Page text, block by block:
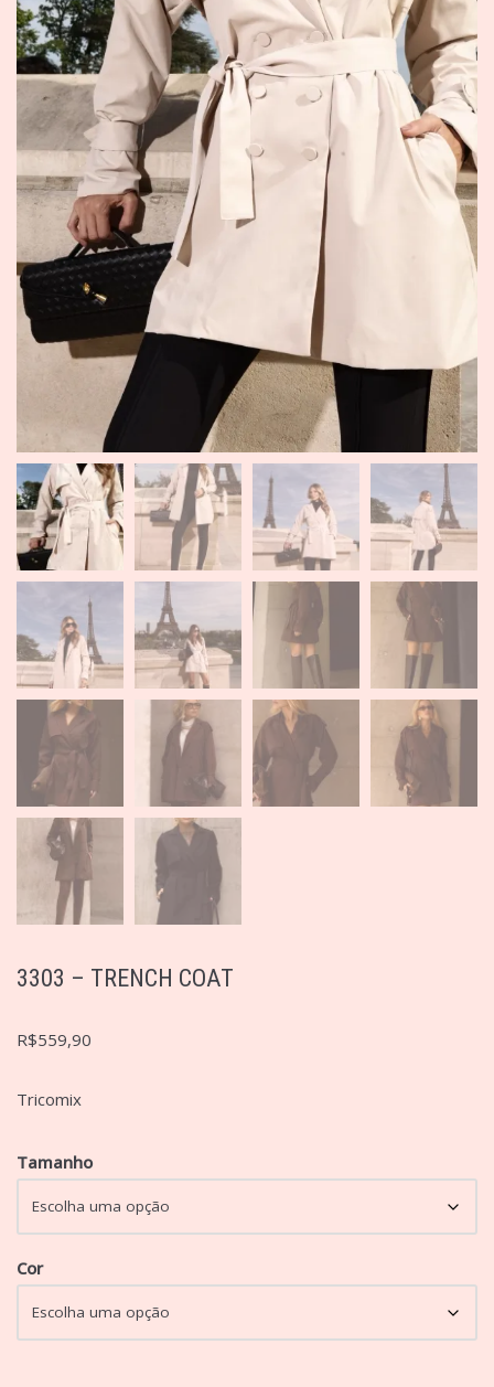
3303 – TRENCH COAT
R$559,90
Tricomix
Tamanho
Cor